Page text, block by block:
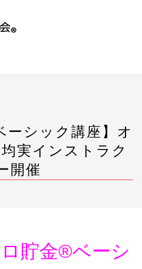
ーシック講座】オ
実インストラク
開催
貯金®︎ベーシ